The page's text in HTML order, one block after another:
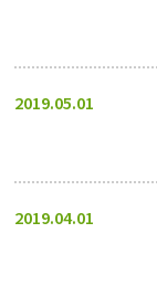
2019.05.01
2019.04.01